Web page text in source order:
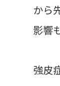
から
影響
強皮